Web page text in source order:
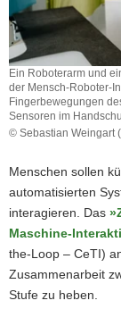
Ein Roboterarm und
der Mensch-Roboter-
Fingerbewegungen
Sensoren im
© Sebastian Weingart
Roboterarm
ein
intelligenter
Handschuh
ermöglichen
es,
Zukunft
Menschen sollen
automatisierten
interagieren. Das
Maschine-
the-Loop – CeTI)
Zusammenarbeit
Stufe zu heben.